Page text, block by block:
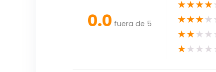
0.0 fuera de 5
★★★★
★★★★
★★★★
★★★★